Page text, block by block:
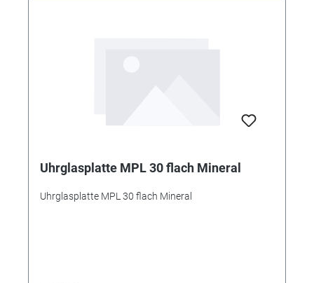
Uhrglasplatte MPL 30 flach Mineral
Uhrglasplatte MPL 30 flach Mineral